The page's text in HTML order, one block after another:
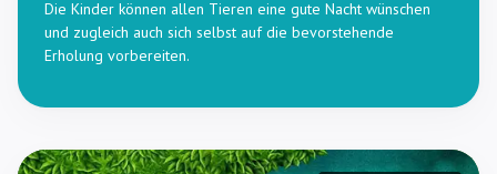
Die Kinder können allen Tieren eine gute Nacht wünschen
und zugleich auch sich selbst auf die bevorstehende
Erholung vorbereiten.